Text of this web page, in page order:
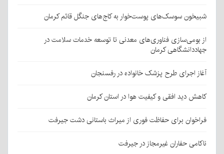
شبیخون سوسک‌های پوست‌خوار به کاج‌های جنگل قائم کرمان
از بومی‌سازی فناوری‌های معدنی تا توسعه خدمات سلامت در
جهاددانشگاهی کرمان
آغاز اجرای طرح پزشک خانواده در رفسنجان
کاهش دید افقی و کیفیت هوا در استان کرمان
فراخوان برای حفاظت فوری از میراث باستانی دشت جیرفت
ناکامی حفاران غیرمجاز در جیرفت